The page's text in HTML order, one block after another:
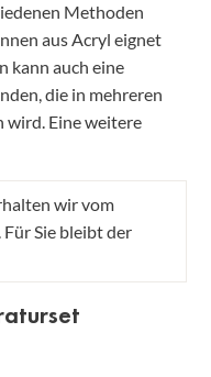
Methoden
aus Acryl eignet
kann auch eine
die in mehreren
wird. Eine weitere
wir vom
Sie bleibt der